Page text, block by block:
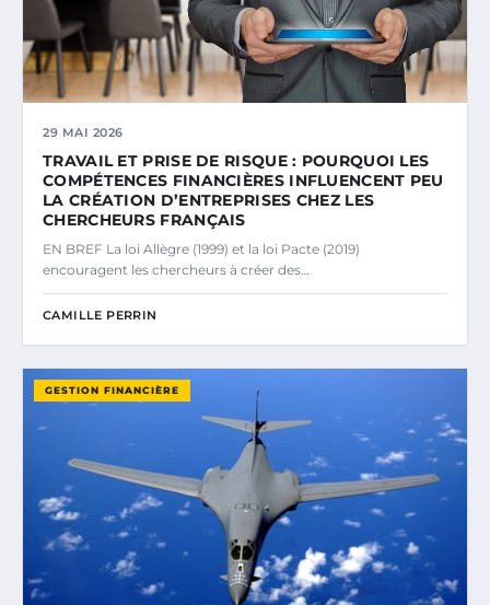
29 MAI 2026
TRAVAIL ET PRISE DE RISQUE : POURQUOI LES
COMPÉTENCES FINANCIÈRES INFLUENCENT PEU
LA CRÉATION D’ENTREPRISES CHEZ LES
CHERCHEURS FRANÇAIS
EN BREF La loi Allègre (1999) et la loi Pacte (2019)
encouragent les chercheurs à créer des…
CAMILLE PERRIN
GESTION FINANCIÈRE